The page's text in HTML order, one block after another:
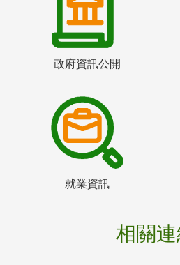
政府資訊公開
就業資訊
相關